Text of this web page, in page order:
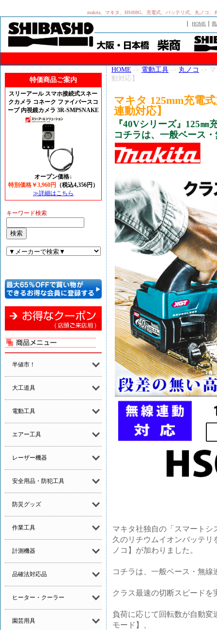
makita、マキタ、HS008G、充電式、バッテリ式、丸ノコ
｜HOME ｜
特価商品ご案内
スリーアール スマホ接続式スネー
クカメラ コネーク ファイバースコ
ープ 内視鏡カメラ 3R-SMPSNAKE
オープン価格↓
特別価格￥3,960円
（税込4,356円）
≫詳細はこちら
キーワード検索
半値市！
大工道具
電動工具
エアー工具
レーザー機器
安全用品・防犯工具
防災グッズ
作業工具
計測機器
品確法対応品
ヒーター・クーラー
園芸用具
HOME -> 電動工具 -> 丸ノコ -> マ
動対応】
マキタ 125mm充電
連動対応】
『40Vシリーズ』125㎜
コチラは、一般ベース
マキタ社独自の「スマート
久のリチウムイオンバッテリ
ノコ】が加わりました。
コチラは、一般ベース・無
クラス最速の切断スピードを
負荷に応じて回転数が自動
モード】、